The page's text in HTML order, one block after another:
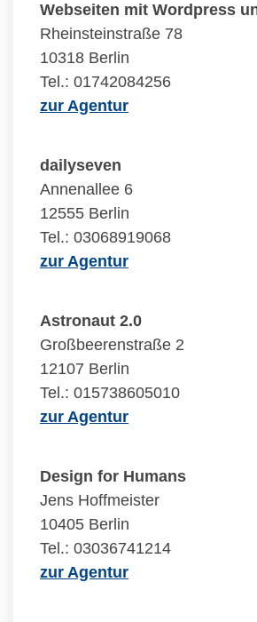
Webseiten mit Wordpress
Rheinsteinstraße 78
10318 Berlin
Tel.: 01742084256
zur Agentur
dailyseven
Annenallee 6
12555 Berlin
Tel.: 03068919068
zur Agentur
Astronaut 2.0
Großbeerenstraße 2
12107 Berlin
Tel.: 015738605010
zur Agentur
Design for Humans
Jens Hoffmeister
10405 Berlin
Tel.: 03036741214
zur Agentur